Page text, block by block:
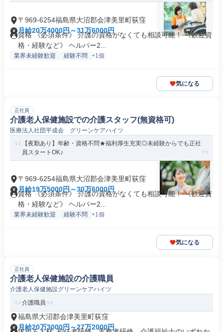
〒969-6254福島県大沼郡会津美里町荻窪
月給20万4000円～31万6000円
資格 《必須条件》 介護の資格がなくても相談可能！ 《歓迎資
格・経験など》 ヘルパー2...
業界未経験歓迎 経験不問 +1個
気になる
正社員
介護老人保健施設での介護スタッフ(無資格可)
医療法人社団平成会 グリーンケアハイツ
【夜勤あり】年齢・資格不問★福利厚生充実◎未経験からでも正社
員スタートOK♪
〒969-6254福島県大沼郡会津美里町荻窪
月給19万5000円～30万6000円
資格 《必須条件》 介護の資格がなくても相談可能！ 《歓迎資
格・経験など》 ヘルパー2...
業界未経験歓迎 経験不問 +1個
気になる
正社員
介護老人保健施設の介護職員
介護老人保健施設グリーンケアハイツ
介護職員
福島県大沼郡会津美里町荻窪
月給20万3000円～27万2000円